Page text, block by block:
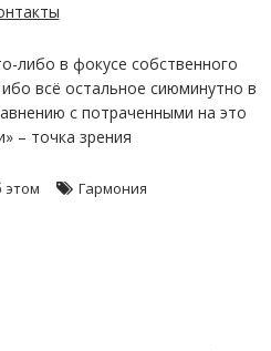
либо в фокусе собственного
всё остальное сиюминутно в
с потраченными на это
– точка зрения
этом Гармония